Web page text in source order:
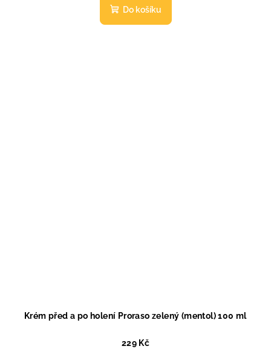
Do košíku
Krém před a po holení Proraso zelený (mentol) 100 ml
229 Kč